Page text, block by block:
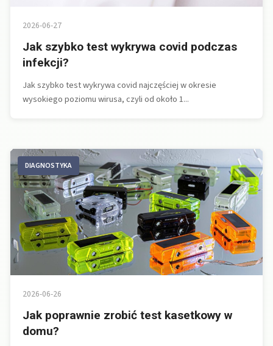
2026-06-27
Jak szybko test wykrywa covid podczas
infekcji?
Jak szybko test wykrywa covid najczęściej w okresie
wysokiego poziomu wirusa, czyli od około 1...
DIAGNOSTYKA
2026-06-26
Jak poprawnie zrobić test kasetkowy w
domu?